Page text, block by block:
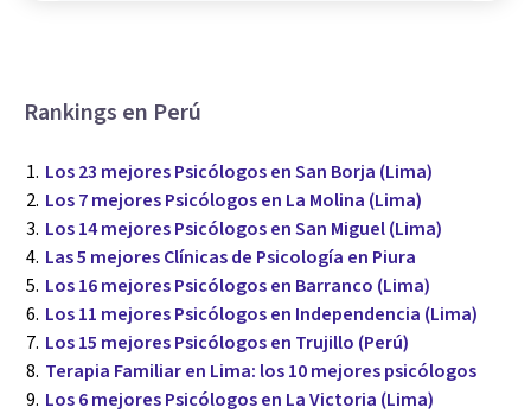
Rankings en Perú
Los 23 mejores Psicólogos en San Borja (Lima)
Los 7 mejores Psicólogos en La Molina (Lima)
Los 14 mejores Psicólogos en San Miguel (Lima)
Las 5 mejores Clínicas de Psicología en Piura
Los 16 mejores Psicólogos en Barranco (Lima)
Los 11 mejores Psicólogos en Independencia (Lima)
Los 15 mejores Psicólogos en Trujillo (Perú)
Terapia Familiar en Lima: los 10 mejores psicólogos
Los 6 mejores Psicólogos en La Victoria (Lima)